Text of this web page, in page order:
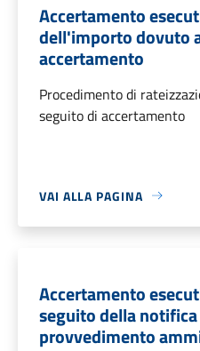
Accertamento
dell'importo dovuto
accertamento
Procedimento di
seguito di accertamento
VAI ALLA PAGINA
Accertamento
seguito della
provvedimento